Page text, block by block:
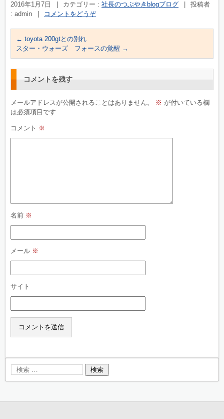
2016年1月7日 カテゴリー : 社長のつぶやきblogブログ
投稿者
: admin
コメントをどうぞ
← toyota 200gtとの別れ
スター・ウォーズ フォースの覚醒 →
コメントを残す
メールアドレスが公開されることはありません。 ※ が付いている欄
は必須項目です
コメント ※
名前 ※
メール ※
サイト